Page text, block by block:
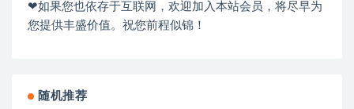
❤如果您也依存于互联网，欢迎加入本站会员，将尽早为
您提供丰盛价值。祝您前程似锦！
随机推荐